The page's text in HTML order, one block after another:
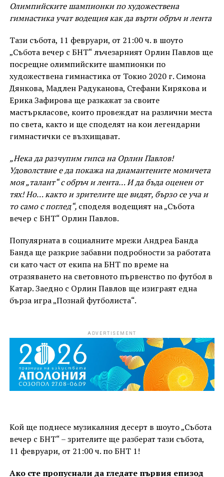
Олимпийските шампионки по художествена
гимнастика учат водещия как да върти обръч и лента
Тази събота, 11 февруари, от 21:00 ч. в шоуто
„Събота вечер с БНТ“ лъчезарният Орлин Павлов ще
посрещне олимпийските шампионки по
художествена гимнастика от Токио 2020 г. Симона
Дянкова, Мадлен Радуканова, Стефани Кирякова и
Ерика Зафирова ще разкажат за своите
мастъркласове, които провеждат на различни места
по света, както и ще споделят на кои легендарни
гимнастички се възхищават.
„Нека да разчупим гипса на Орлин Павлов!
Удоволствие е да покажа на диамантените момичета
моя „талант“ с обръч и лента… И да бъда оценен от
тях! Но… както и зрителите ще видят, бързо се уча и
то само с поглед“, споделя водещият на „Събота
вечер с БНТ“ Орлин Павлов.
Популярната в социалните мрежи Андреа Банда
Банда ще разкрие забавни подробности за работата
си като част от екипа на БНТ по време на
отразяването на световното първенство по футбол в
Катар. Заедно с Орлин Павлов ще изиграят една
бърза игра „Познай футболиста“.
ADVERTISEMENT
Кой ще поднесе музикалния десерт в шоуто „Събота
вечер с БНТ“ – зрителите ще разберат тази събота,
11 февруари, от 21:00 ч. по БНТ 1!
Ако сте пропуснали да гледате първия епизод